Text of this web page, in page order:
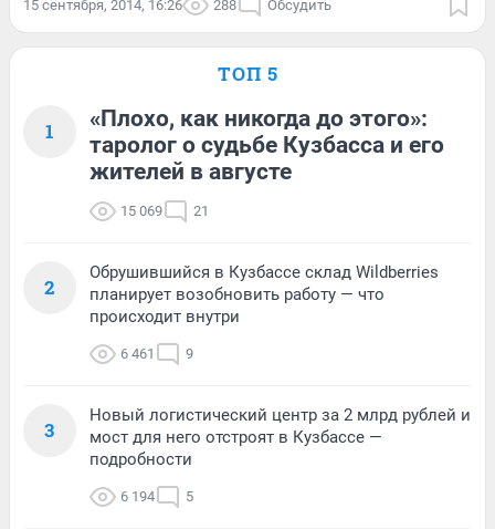
15 сентября, 2014, 16:26 288 Обсудить
ТОП 5
1
«Плохо, как никогда до этого»:
таролог о судьбе Кузбасса и его
жителей в августе
15 069 21
2
Обрушившийся в Кузбассе склад Wildberries
планирует возобновить работу — что
происходит внутри
6 461 9
3
Новый логистический центр за 2 млрд рублей и
мост для него отстроят в Кузбассе —
подробности
6 194 5